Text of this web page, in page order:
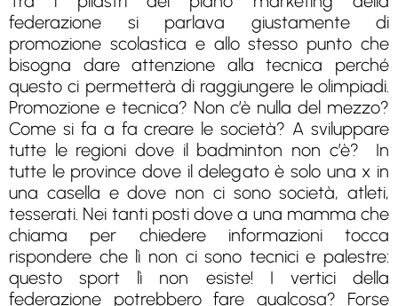
federazione si parlava giustamente di
promozione scolastica e allo stesso punto che
bisogna dare attenzione alla tecnica perché
questo ci permetterà di raggiungere le olimpiadi.
Promozione e tecnica? Non c’è nulla del mezzo?
Come si fa a fa creare le società? A sviluppare
tutte le regioni dove il badminton non c’è? In
tutte le province dove il delegato è solo una x in
una casella e dove non ci sono società, atleti,
tesserati. Nei tanti posti dove a una mamma che
chiama per chiedere informazioni tocca
rispondere che lì non ci sono tecnici e palestre:
questo sport lì non esiste! I vertici della
federazione potrebbero fare qualcosa? Forse